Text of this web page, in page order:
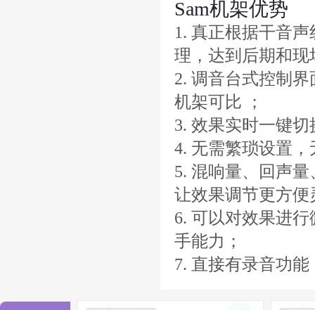
Sam机架优势
1. 真正根据干音
理，达到后期和
2. 调音台式控制
机架可比 ；
3. 效果实时一键
4. 无需繁琐设置
5. 混响量、回声
让效果调节更方便
6. 可以对效果进
手能力；
7. 直接有录音功